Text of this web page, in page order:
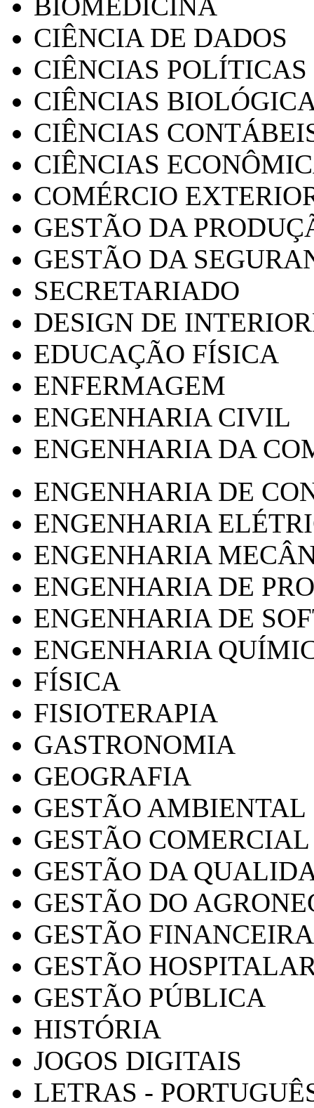
CIÊNCIA DE DADOS
CIÊNCIAS POLÍTICAS
CIÊNCIAS
CIÊNCIAS
CIÊNCIAS
COMÉRCIO
GESTÃO DA
GESTÃO DA
SECRETARIADO
DESIGN DE
EDUCAÇÃO FÍSICA
ENFERMAGEM
ENGENHARIA CIVIL
ENGENHARIA DA
ENGENHARIA DE
ENGENHARIA
ENGENHARIA
ENGENHARIA DE
ENGENHARIA DE
ENGENHARIA
FÍSICA
FISIOTERAPIA
GASTRONOMIA
GEOGRAFIA
GESTÃO AMBIENTAL
GESTÃO COMERCIAL
GESTÃO DA
GESTÃO DO
GESTÃO FINANCEIRA
GESTÃO
GESTÃO PÚBLICA
HISTÓRIA
JOGOS DIGITAIS
LETRAS -